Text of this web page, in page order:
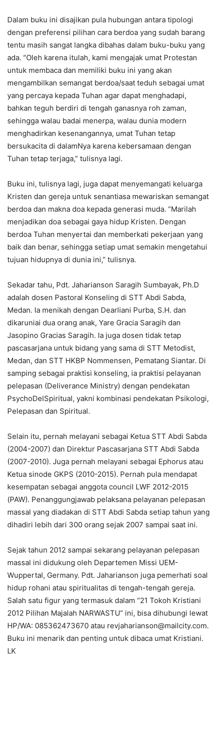
Dalam buku ini disajikan pula hubungan antara tipologi
dengan preferensi pilihan cara berdoa yang sudah barang
tentu masih sangat langka dibahas dalam buku-buku yang
ada. “Oleh karena itulah, kami mengajak umat Protestan
untuk membaca dan memiliki buku ini yang akan
mengambilkan semangat berdoa/saat teduh sebagai umat
yang percaya kepada Tuhan agar dapat menghadapi,
bahkan teguh berdiri di tengah ganasnya roh zaman,
sehingga walau badai menerpa, walau dunia modern
menghadirkan kesenangannya, umat Tuhan tetap
bersukacita di dalamNya karena kebersamaan dengan
Tuhan tetap terjaga,” tulisnya lagi.
Buku ini, tulisnya lagi, juga dapat menyemangati keluarga
Kristen dan gereja untuk senantiasa mewariskan semangat
berdoa dan makna doa kepada generasi muda. “Marilah
menjadikan doa sebagai gaya hidup Kristen. Dengan
berdoa Tuhan menyertai dan memberkati pekerjaan yang
baik dan benar, sehingga setiap umat semakin mengetahui
tujuan hidupnya di dunia ini,” tulisnya.
Sekadar tahu, Pdt. Jaharianson Saragih Sumbayak, Ph.D
adalah dosen Pastoral Konseling di STT Abdi Sabda,
Medan. Ia menikah dengan Dearliani Purba, S.H. dan
dikaruniai dua orang anak, Yare Gracia Saragih dan
Jasopino Gracias Saragih. Ia juga dosen tidak tetap
pascasarjana untuk bidang yang sama di STT Metodist,
Medan, dan STT HKBP Nommensen, Pematang Siantar. Di
samping sebagai praktisi konseling, ia praktisi pelayanan
pelepasan (Deliverance Ministry) dengan pendekatan
PsychoDelSpiritual, yakni kombinasi pendekatan Psikologi,
Pelepasan dan Spiritual.
Selain itu, pernah melayani sebagai Ketua STT Abdi Sabda
(2004-2007) dan Direktur Pascasarjana STT Abdi Sabda
(2007-2010). Juga pernah melayani sebagai Ephorus atau
Ketua sinode GKPS (2010-2015). Pernah pula mendapat
kesempatan sebagai anggota council LWF 2012-2015
(PAW). Penanggungjawab pelaksana pelayanan pelepasan
massal yang diadakan di STT Abdi Sabda setiap tahun yang
dihadiri lebih dari 300 orang sejak 2007 sampai saat ini.
Sejak tahun 2012 sampai sekarang pelayanan pelepasan
massal ini didukung oleh Departemen Missi UEM-
Wuppertal, Germany. Pdt. Jaharianson juga pemerhati soal
hidup rohani atau spiritualitas di tengah-tengah gereja.
Salah satu figur yang termasuk dalam “21 Tokoh Kristiani
2012 Pilihan Majalah NARWASTU” ini, bisa dihubungi lewat
HP/WA: 085362473670 atau revjaharianson@mailcity.com.
Buku ini menarik dan penting untuk dibaca umat Kristiani.
LK